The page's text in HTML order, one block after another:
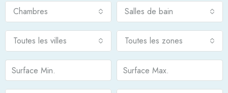
Chambres Salles de bain
Toutes les villes Toutes les zones